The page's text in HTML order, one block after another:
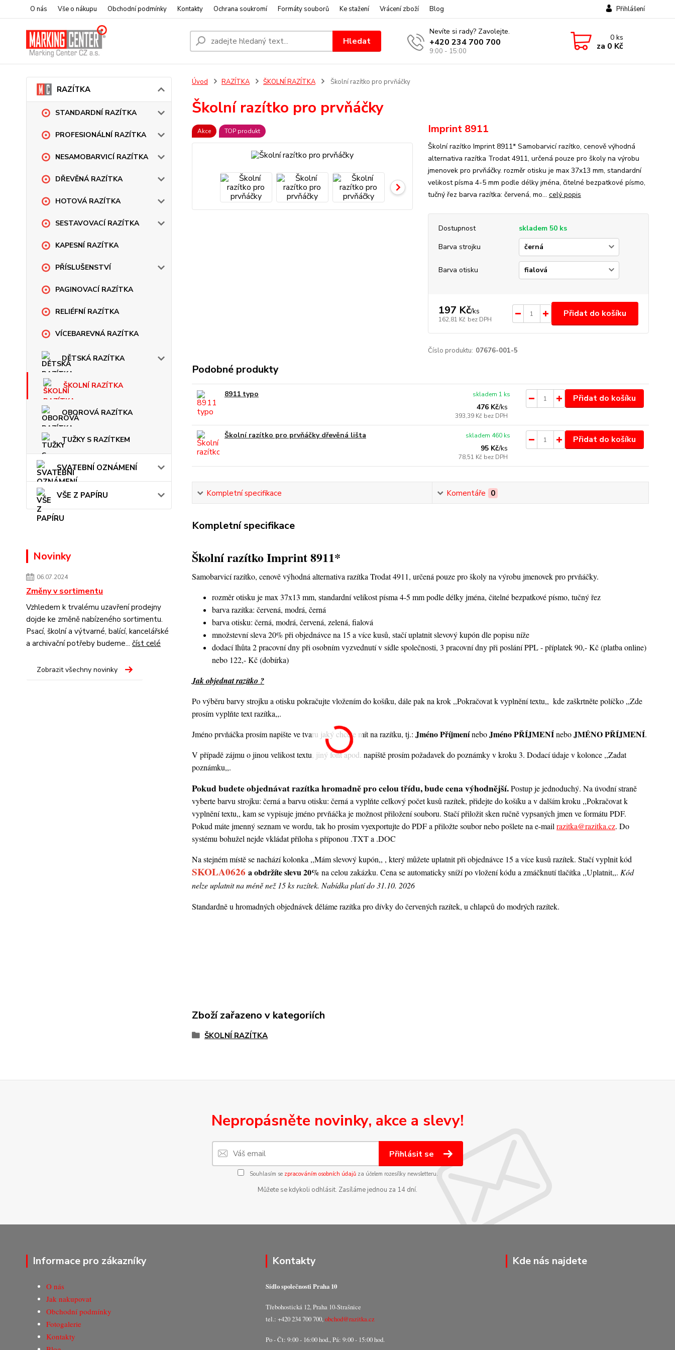
O nás Vše o nákupu Obchodní podmínky Kontakty Ochrana soukromí Formáty souborů Ke stažení Vrácení zboží Blog Přihlášení
Hledat
Nevíte si rady? Zavolejte.
+420 234 700 700
9:00 - 15:00
0ks
za 0 Kč
RAZÍTKA
STANDARDNÍ RAZÍTKA
PROFESIONÁLNÍ RAZÍTKA
NESAMOBARVICÍ RAZÍTKA
DŘEVĚNÁ RAZÍTKA
HOTOVÁ RAZÍTKA
SESTAVOVACÍ RAZÍTKA
KAPESNÍ RAZÍTKA
PŘÍSLUŠENSTVÍ
PAGINOVACÍ RAZÍTKA
RELIÉFNÍ RAZÍTKA
VÍCEBAREVNÁ RAZÍTKA
DĚTSKÁ RAZÍTKA
ŠKOLNÍ RAZÍTKA
OBOROVÁ RAZÍTKA
TUŽKY S RAZÍTKEM
SVATEBNÍ OZNÁMENÍ
VŠE Z PAPÍRU
Novinky
06.07.2024
Změny v sortimentu
Vzhledem k trvalému uzavření prodejny
dojde ke změně nabízeného sortimentu.
Psací, školní a výtvarné, balící, kancelářské
a archivační potřeby budeme... číst celé
Zobrazit všechny novinky
Úvod RAZÍTKA ŠKOLNÍ RAZÍTKA Školní razítko pro prvňáčky
Školní razítko pro prvňáčky
Akce TOP produkt Imprint 8911
Školní razítko Imprint 8911* Samobarvicí razítko, cenově výhodná
alternativa razítka Trodat 4911, určená pouze pro školy na výrobu
jmenovek pro prvňáčky. rozměr otisku je max 37x13 mm, standardní
velikost písma 4-5 mm podle délky jména, čitelné bezpatkové písmo,
tučný řez barva razítka: červená, mo... celý popis
Dostupnost
skladem 50 ks
Barva strojku
Barva otisku
197 Kč/ks
162,81 Kč bez DPH
Přidat do košíku
Číslo produktu: 07676-001-5
Podobné produkty
8911 typo
476 Kč/ks
393,39 Kč bez DPH
skladem 1 ks Přidat do košíku
Školní razítko pro prvňáčky dřevěná lišta
95 Kč/ks
78,51 Kč bez DPH
skladem 460 ks Přidat do košíku
Kompletní specifikace Komentáře 0
Kompletní specifikace
Školní razítko Imprint 8911*
Samobarvicí razítko, cenově výhodná alternativa razítka Trodat 4911, určená pouze pro školy na výrobu jmenovek pro prvňáčky.
rozměr otisku je max 37x13 mm, standardní velikost písma 4-5 mm podle délky jména, čitelné bezpatkové písmo, tučný řez
barva razítka: červená, modrá, černá
barva otisku: černá, modrá, červená, zelená, fialová
množstevní sleva 20% při objednávce na 15 a více kusů, stačí uplatnit slevový kupón dle popisu níže
dodací lhůta 2 pracovní dny při osobním vyzvednutí v sídle společnosti, 3 pracovní dny při poslání PPL - příplatek 90,- Kč (platba online)
nebo 122,- Kč (dobírka)
Jak objednat razítko ?
Po výběru barvy strojku a otisku pokračujte vložením do košíku, dále pak na krok ,,Pokračovat k vyplnění textu,, kde zaškrtněte políčko ,,Zde
prosím vyplňte text razítka,,.
Jméno prvňáčka prosím napište ve tvaru jaký chcete mít na razítku, tj.: Jméno PříjmeníneboJméno PŘÍJMENÍneboJMÉNO PŘÍJMENÍ.
V případě zájmu o jinou velikost textu, jiný font apod. napiště prosím požadavek do poznámky v kroku 3. Dodací údaje v kolonce ,,Zadat
poznámku,,.
Pokud budete objednávat razítka hromadně pro celou třídu, bude cena výhodnější.Postup je jednoduchý. Na úvodní straně
vyberte barvu strojku: černá a barvu otisku: černá a vyplňte celkový počet kusů razítek, přidejte do košíku a v dalším kroku ,,Pokračovat k
vyplnění textu,, kam se vypisuje jméno prvňáčka je možnost přiložení souboru. Stačí přiložit sken ručně vypsaných jmen ve formátu PDF.
Pokud máte jmenný seznam ve wordu, tak ho prosím vyexportujte do PDF a přiložte soubor nebo pošlete na e-mail razitka@razitka.cz. Do
systému bohužel nejde vkládat příloha s příponou .TXT a .DOC
Na stejném místě se nachází kolonka ,,Mám slevový kupón,, , který můžete uplatnit při objednávce 15 a více kusů razítek. Stačí vyplnit kód
SKOLA0626 a obdržíte slevu 20% na celou zakázku. Cena se automaticky sníží po vložení kódu a zmáčknutí tlačítka ,,Uplatnit,,. Kód
nelze uplatnit na méně než 15 ks razítek. Nabídka platí do 31.10. 2026
Standardně u hromadných objednávek děláme razítka pro dívky do červených razítek, u chlapců do modrých razítek.
Zboží zařazeno v kategoriích
ŠKOLNÍ RAZÍTKA
Nepropásněte novinky, akce a slevy!
Přihlásit se
Souhlasím se zpracováním osobních údajůza účelem rozesílky newsletteru.
Můžete se kdykoli odhlásit. Zasíláme jednou za 14 dní.
Informace pro zákazníky
O nás
Jak nakupovat
Obchodní podmínky
Fotogalerie
Kontakty
Kontakty
Sídlo společnosti Praha 10
Třebohostická 12, Praha 10-Strašnice
tel.: +420 234 700 700,obchod@razitka.cz
Po - Čt: 9:00 - 16:00 hod., Pá: 9:00 - 15:00 hod.
Kde nás najdete